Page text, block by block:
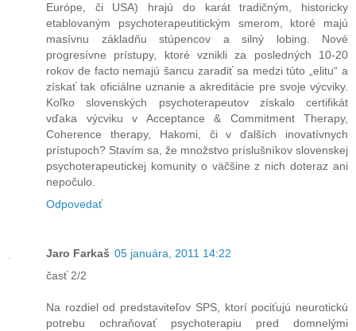
Európe, či USA) hrajú do karát tradičným, historicky
etablovaným psychoterapeutitickým smerom, ktoré majú
masívnu základňu stúpencov a silný lobing. Nové
progresívne prístupy, ktoré vznikli za posledných 10-20
rokov de facto nemajú šancu zaradiť sa medzi túto „elitu“ a
získať tak oficiálne uznanie a akreditácie pre svoje výcviky.
Koľko slovenských psychoterapeutov získalo certifikát
vďaka výcviku v Acceptance & Commitment Therapy,
Coherence therapy, Hakomi, či v ďalších inovatívnych
prístupoch? Stavím sa, že množstvo príslušníkov slovenskej
psychoterapeutickej komunity o väčšine z nich doteraz ani
nepočulo.
Odpovedať
Jaro Farkaš 05 januára, 2011 14:22
časť 2/2
Na rozdiel od predstaviteľov SPS, ktorí pociťujú neurotickú
potrebu ochraňovať psychoterapiu pred domnelými